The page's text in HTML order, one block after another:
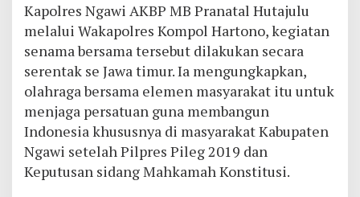
Kapolres Ngawi AKBP MB Pranatal Hutajulu
melalui Wakapolres Kompol Hartono, kegiatan
senama bersama tersebut dilakukan secara
serentak se Jawa timur. Ia mengungkapkan,
olahraga bersama elemen masyarakat itu untuk
menjaga persatuan guna membangun
Indonesia khususnya di masyarakat Kabupaten
Ngawi setelah Pilpres Pileg 2019 dan
Keputusan sidang Mahkamah Konstitusi.